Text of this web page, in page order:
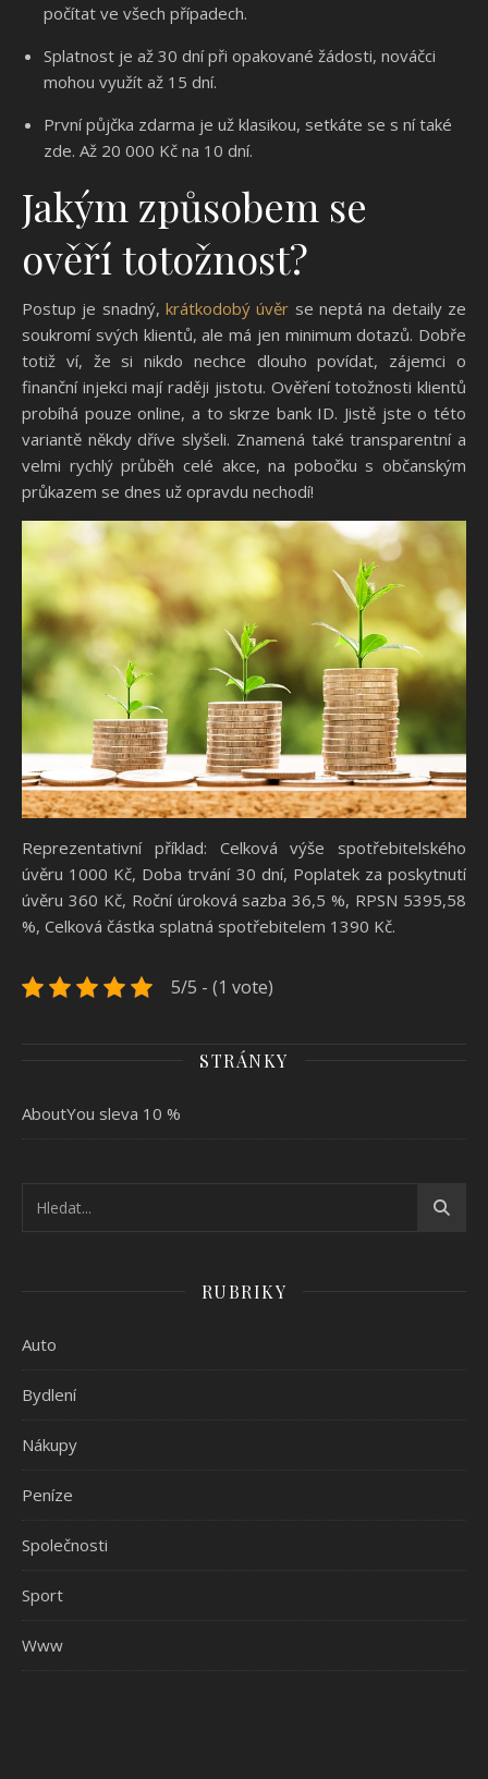
počítat ve všech případech.
Splatnost je až 30 dní při opakované žádosti, nováčci
mohou využít až 15 dní.
První půjčka zdarma je už klasikou, setkáte se s ní také
zde. Až 20 000 Kč na 10 dní.
Jakým způsobem se
ověří totožnost?
Postup je snadný, krátkodobý úvěr se neptá na detaily ze
soukromí svých klientů, ale má jen minimum dotazů. Dobře
totiž ví, že si nikdo nechce dlouho povídat, zájemci o
finanční injekci mají raději jistotu. Ověření totožnosti klientů
probíhá pouze online, a to skrze bank ID. Jistě jste o této
variantě někdy dříve slyšeli. Znamená také transparentní a
velmi rychlý průběh celé akce, na pobočku s občanským
průkazem se dnes už opravdu nechodí!
Reprezentativní příklad: Celková výše spotřebitelského
úvěru 1000 Kč, Doba trvání 30 dní, Poplatek za poskytnutí
úvěru 360 Kč, Roční úroková sazba 36,5 %, RPSN 5395,58
%, Celková částka splatná spotřebitelem 1390 Kč.
5/5 - (1 vote)
STRÁNKY
AboutYou sleva 10 %
RUBRIKY
Auto
Bydlení
Nákupy
Peníze
Společnosti
Sport
Www